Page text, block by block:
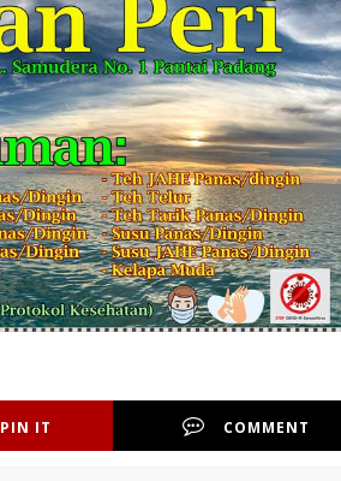
PIN IT COMMENT